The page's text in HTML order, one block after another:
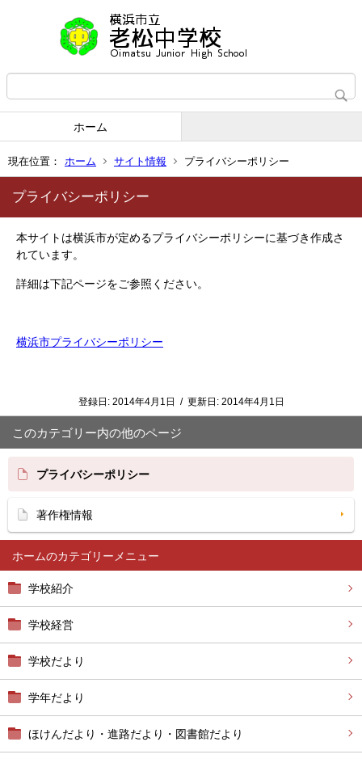
ホーム
現在位置： ホーム サイト情報 プライバシーポリシー
ホーム
学校紹介
学校経営
学校だより
学年だより
ほけんだより・進路だより・図書館だより
プライバシーポリシー
本サイトは横浜市が定めるプライバシーポリシーに基づき作成さ
れています。
詳細は下記ページをご参照ください。
横浜市プライバシーポリシー
登録日: 2014年4月1日 / 更新日: 2014年4月1日
このカテゴリー内の他のページ
プライバシーポリシー
著作権情報